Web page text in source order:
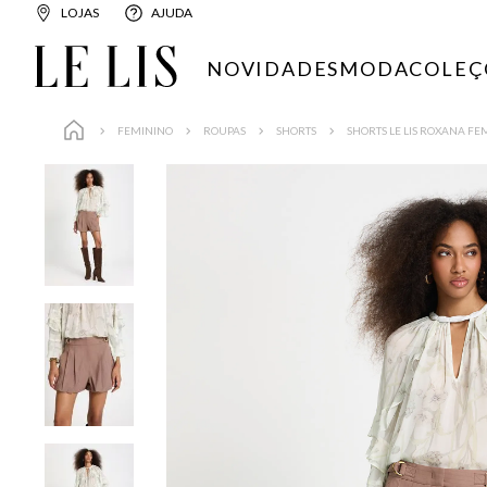
LOJAS AJUDA
NOVIDADESMODA
FEMININO ROUPAS SHORTS SHORTS LE LIS ROXANA